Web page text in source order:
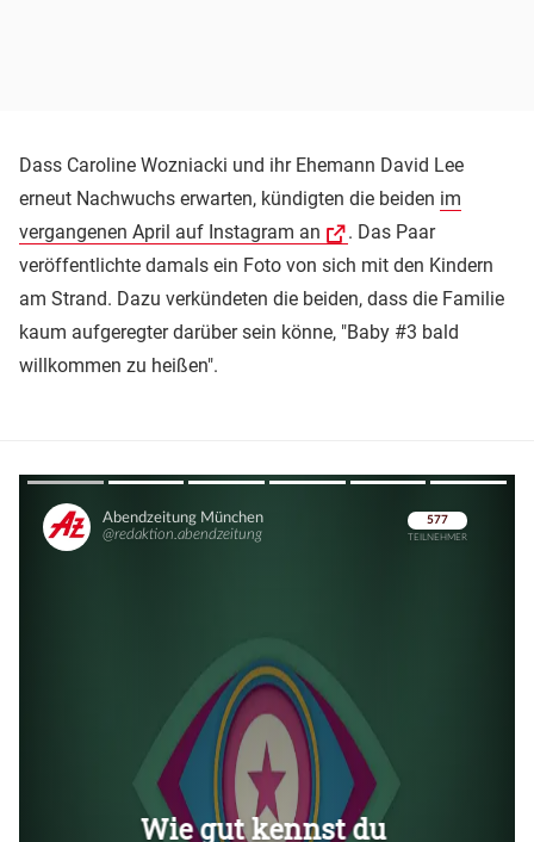
Dass Caroline Wozniacki und ihr Ehemann David Lee
erneut Nachwuchs erwarten, kündigten die beiden im
vergangenen April auf Instagram an
. Das Paar
veröffentlichte damals ein Foto von sich mit den Kindern
am Strand. Dazu verkündeten die beiden, dass die Familie
kaum aufgeregter darüber sein könne, "Baby #3 bald
willkommen zu heißen".
Überspringen